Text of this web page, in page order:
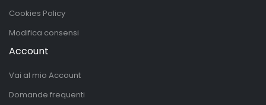
Cookies Policy
Modifica consensi
Account
Vai al mio Account
Domande frequenti